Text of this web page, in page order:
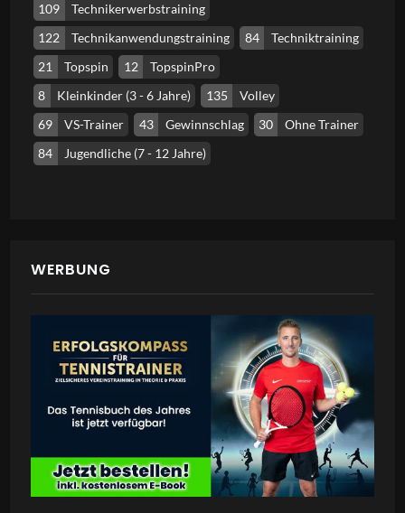
109
Technikerwerbstraining
122
Technikanwendungstraining 84
Techniktraining
21
Topspin 12
TopspinPro
8
Kleinkinder (3 - 6 Jahre) 135
Volley
69
VS-Trainer 43 Gewinnschlag 30
Ohne Trainer
84
Jugendliche (7 - 12 Jahre)
WERBUNG